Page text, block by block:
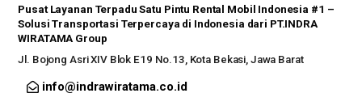
Pusat Layanan Terpadu Satu Pintu Rental Mobil Indonesia #1 –
Solusi Transportasi Terpercaya di Indonesia dari PT.INDRA
WIRATAMA Group
Jl. Bojong Asri XIV Blok E19 No.13, Kota Bekasi, Jawa Barat
info@indrawiratama.co.id